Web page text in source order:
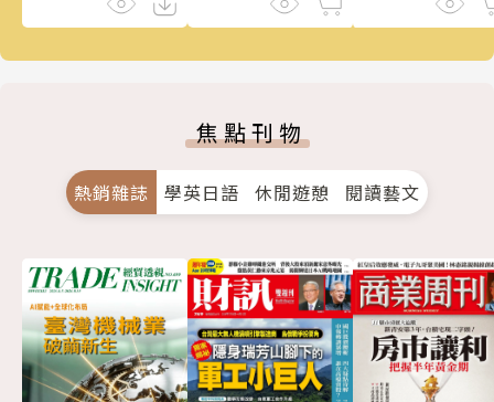
焦點刊物
熱銷雜誌 學英日語 休閒遊憩 閱讀藝文